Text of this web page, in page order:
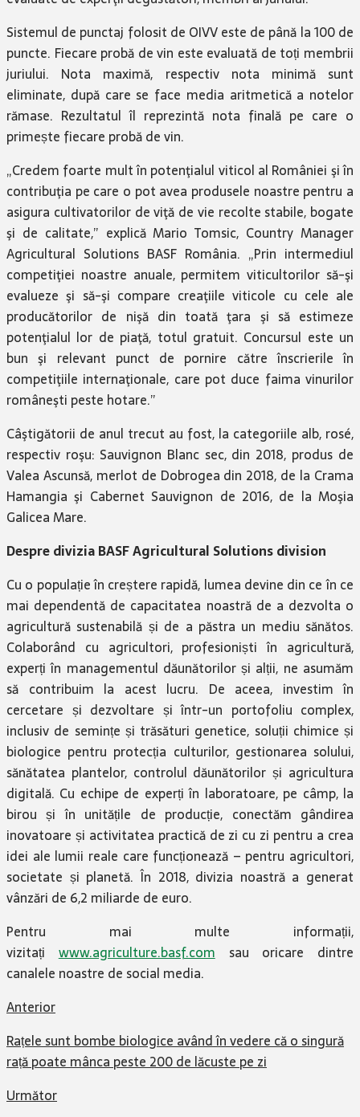
Sistemul de punctaj folosit de OIVV este de până la 100 de
puncte. Fiecare probă de vin este evaluată de toți membrii
juriului. Nota maximă, respectiv nota minimă sunt
eliminate, după care se face media aritmetică a notelor
rămase. Rezultatul îl reprezintă nota finală pe care o
primește fiecare probă de vin.
„Credem foarte mult în potenţialul viticol al României şi în
contribuţia pe care o pot avea produsele noastre pentru a
asigura cultivatorilor de viţă de vie recolte stabile, bogate
şi de calitate,” explică Mario Tomsic, Country Manager
Agricultural Solutions BASF România. „Prin intermediul
competiţiei noastre anuale, permitem viticultorilor să-şi
evalueze şi să-şi compare creaţiile viticole cu cele ale
producătorilor de nişă din toată ţara şi să estimeze
potenţialul lor de piaţă, totul gratuit. Concursul este un
bun şi relevant punct de pornire către înscrierile în
competiţiile internaţionale, care pot duce faima vinurilor
româneşti peste hotare.”
Câştigătorii de anul trecut au fost, la categoriile alb, rosé,
respectiv roşu: Sauvignon Blanc sec, din 2018, produs de
Valea Ascunsă, merlot de Dobrogea din 2018, de la Crama
Hamangia şi Cabernet Sauvignon de 2016, de la Moşia
Galicea Mare.
Despre divizia BASF Agricultural Solutions division
Cu o populație în creștere rapidă, lumea devine din ce în ce
mai dependentă de capacitatea noastră de a dezvolta o
agricultură sustenabilă și de a păstra un mediu sănătos.
Colaborând cu agricultori, profesioniști în agricultură,
experți în managementul dăunătorilor și alții, ne asumăm
să contribuim la acest lucru. De aceea, investim în
cercetare și dezvoltare și într-un portofoliu complex,
inclusiv de semințe și trăsături genetice, soluții chimice și
biologice pentru protecția culturilor, gestionarea solului,
sănătatea plantelor, controlul dăunătorilor și agricultura
digitală. Cu echipe de experți în laboratoare, pe câmp, la
birou și în unitățile de producție, conectăm gândirea
inovatoare și activitatea practică de zi cu zi pentru a crea
idei ale lumii reale care funcționează – pentru agricultori,
societate și planetă. În 2018, divizia noastră a generat
vânzări de 6,2 miliarde de euro.
Pentru mai multe informații,
vizitați www.agriculture.basf.com sau oricare dintre
canalele noastre de social media.
Anterior
Rațele sunt bombe biologice având în vedere că o singură
rață poate mânca peste 200 de lăcuste pe zi
Următor